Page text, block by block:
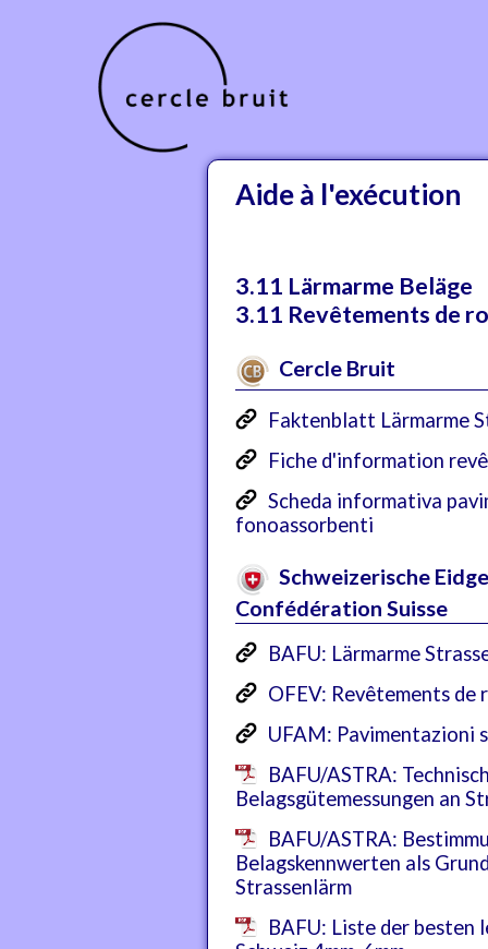
Aide à l'exécution
3.11 Lärmarme Beläge
3.11 Revêtements de
Cercle Bruit
Faktenblatt Lärmarme
Fiche d'information
Scheda informativa
fonoassorbenti
Schweizerische
Confédération Suisse
BAFU: Lärmarme
OFEV: Revêtements de
UFAM: Pavimentazioni
BAFU/ASTRA:
Belagsgütemessungen an
BAFU/ASTRA:
Belagskennwerten als
Strassenlärm
BAFU: Liste der besten